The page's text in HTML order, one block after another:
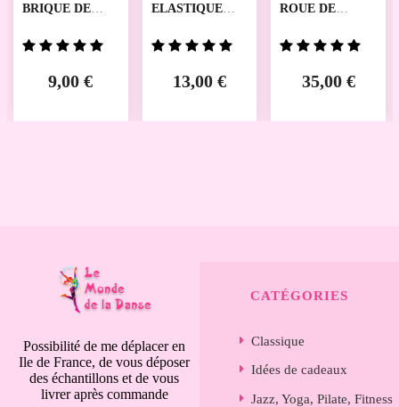
BRIQUE DE
TECHDANCE
9,00 €
ELASTIQUE
TH184
13,00 €
ROUE DE
TH109
35,00 €
Possibilité de me déplacer en
Ile de France, de vous déposer
des échantillons et de vous
livrer après commande
CATÉGORIES
Classique
Idées de cadeaux
Jazz, Yoga, Pilate, Fitness